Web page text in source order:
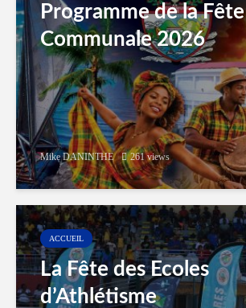
Programme de la Fête
Communale 2026
Mike DANINTHE 261 views
ACCUEIL
La Fête des Ecoles
d’Athlétisme